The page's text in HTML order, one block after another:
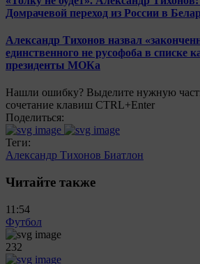
Домрачевой переход из России в
Александр Тихонов назвал
единственного не русофоба в списке
президенты МОКа
Нашли ошибку? Выделите нужную
сочетание клавиш CTRL+Enter
Поделиться:
Теги:
Александр Тихонов Биатлон
Читайте также
11:54
Футбол
232